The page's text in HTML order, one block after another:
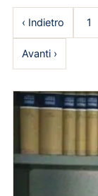
‹ Indietro 1
Avanti ›